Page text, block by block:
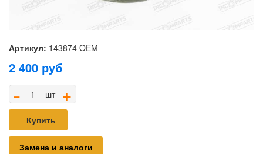
Артикул: 143874 OEM
2 400 руб
- шт +
Купить
Замена и аналоги